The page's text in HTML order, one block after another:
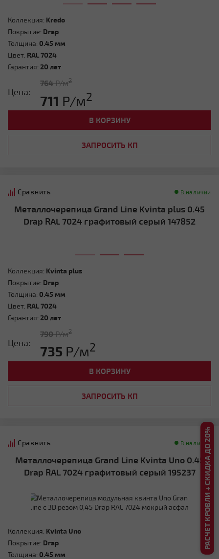
Коллекция: Kredo
Покрытие: Drap
Толщина: 0.45 мм
Цвет: RAL 7024
Гарантия: 20 лет
Цена:
764Р/м2
711 Р/м2
В КОРЗИНУ
ЗАПРОСИТЬ КП
Сравнить В наличии
Металлочерепица Grand Line Kvinta plus 0.45
Drap RAL 7024 графитовый серый 147852
Коллекция: Kvinta plus
Покрытие: Drap
Толщина: 0.45 мм
Цвет: RAL 7024
Гарантия: 20 лет
Цена:
790Р/м2
735 Р/м2
В КОРЗИНУ
ЗАПРОСИТЬ КП
Сравнить В наличии
Металлочерепица Grand Line Kvinta Uno 0.45
Drap RAL 7024 графитовый серый 195237
Коллекция: Kvinta Uno
Покрытие: Drap
Толщина: 0.45 мм
РАСЧЕТ КРОВЛИ + СКИДКА ДО 20%
Четырехскатная шатровая